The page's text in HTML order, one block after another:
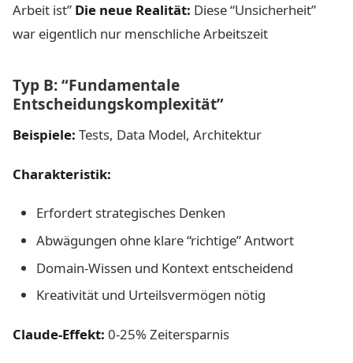
Arbeit ist” Die neue Realität: Diese “Unsicherheit”
war eigentlich nur menschliche Arbeitszeit
Typ B: “Fundamentale
Entscheidungskomplexität”
Beispiele: Tests, Data Model, Architektur
Charakteristik:
Erfordert strategisches Denken
Abwägungen ohne klare “richtige” Antwort
Domain-Wissen und Kontext entscheidend
Kreativität und Urteilsvermögen nötig
Claude-Effekt: 0-25% Zeitersparnis